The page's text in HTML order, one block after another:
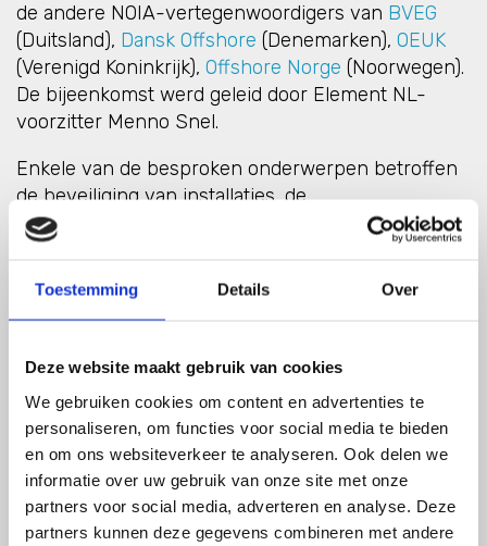
Toestemming Details Over
Deze website maakt gebruik van cookies
We gebruiken cookies om content en advertenties te
personaliseren, om functies voor social media te bieden
en om ons websiteverkeer te analyseren. Ook delen we
informatie over uw gebruik van onze site met onze
partners voor social media, adverteren en analyse. Deze
partners kunnen deze gegevens combineren met andere
de andere NOIA-vertegenwoordigers van BVEG
(Duitsland), Dansk Offshore (Denemarken), OEUK
(Verenigd Koninkrijk), Offshore Norge (Noorwegen).
De bijeenkomst werd geleid door Element NL-
voorzitter Menno Snel.
Enkele van de besproken onderwerpen betroffen
de beveiliging van installaties, de
solidariteitsbijdragen en
de Actie agenda. Ook sprak
een vertegenwoordiger van het Nederlandse
ministerie van Economische Zaken en Klimaat over
de beleidsontwikkelingen in Nederland voor de
"Het is zo belangrijk om een toegewijde sector te
hebben die deel wil uitmaken van de oplossing als
het gaat om de energietransitie", zegt Martin
Naesby, CEO van Dansk Offshore. "Ook is het
geweldig om te zien dat de sector bereid en in
staat is om de bevoorradingszekerheid te bieden."